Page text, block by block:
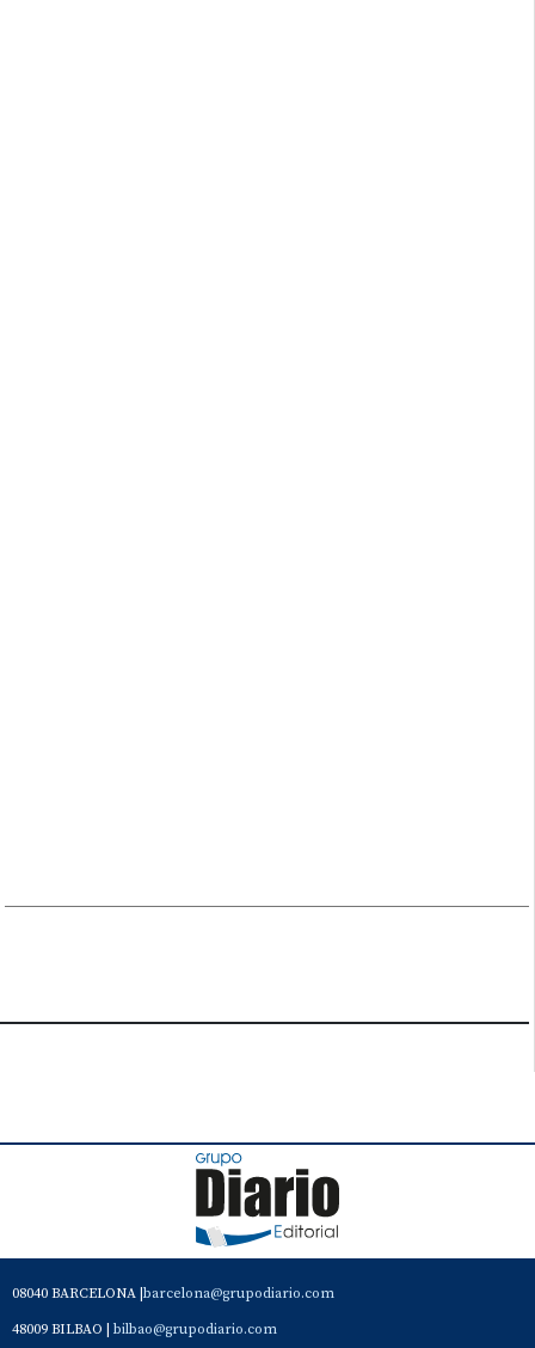
08040 BARCELONA | barcelona@grupodiario.com
48009 BILBAO | bilbao@grupodiario.com